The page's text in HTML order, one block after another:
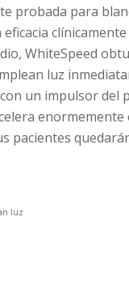
probada para
WhiteSpeed
luz
un impulsor del
pacientes
luz